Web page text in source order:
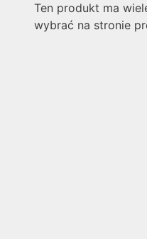
Ten produkt ma
wybrać na stronie